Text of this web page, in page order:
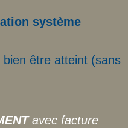
système
être atteint (sans
avec facture